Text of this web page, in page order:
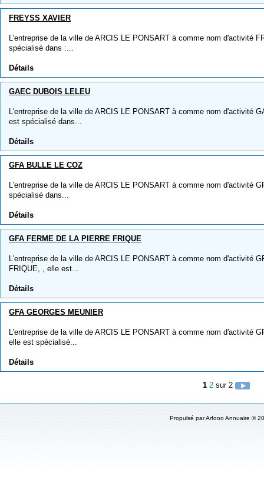
FREYSS XAVIER
L'entreprise de la ville de ARCIS LE PONSART à comme nom d'activité
spécialisé dans :...
Détails
GAEC DUBOIS LELEU
L'entreprise de la ville de ARCIS LE PONSART à comme nom d'activité
est spécialisé dans...
Détails
GFA BULLE LE COZ
L'entreprise de la ville de ARCIS LE PONSART à comme nom d'activité
spécialisé dans...
Détails
GFA FERME DE LA PIERRE FRIQUE
L'entreprise de la ville de ARCIS LE PONSART à comme nom d'activité
FRIQUE, , elle est...
Détails
GFA GEORGES MEUNIER
L'entreprise de la ville de ARCIS LE PONSART à comme nom d'activité
elle est spécialisé...
Détails
1 2 sur 2
Propulsé parArfooo Annuaire ©